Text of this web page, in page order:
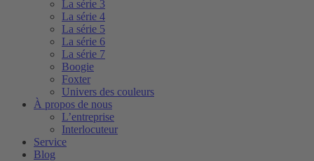
La série 3
La série 4
La série 5
La série 6
La série 7
Boogie
Foxter
Univers des couleurs
À propos de nous
L’entreprise
Interlocuteur
Service
Blog